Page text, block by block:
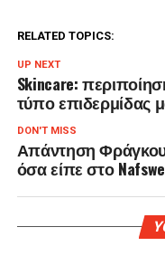
RELATED TOPICS:
UP NEXT
Skincare:
τύπο επιδερμίδας
DON'T MISS
Απάντηση
όσα είπε στο